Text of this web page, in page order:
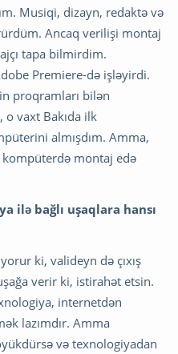
Musiqi, dizayn, redaktə və
Ancaq verilişi montaj
tapa bilmirdim.
Premiere-də işləyirdi.
proqramları bilən
vaxt Bakıda ilk
almışdım. Amma,
kompüterdə montaj edə
ilə bağlı uşaqlara hansı
ki, valideyn də çıxış
verir ki, istirahət etsin.
internetdən
lazımdır. Amma
və texnologiyadan